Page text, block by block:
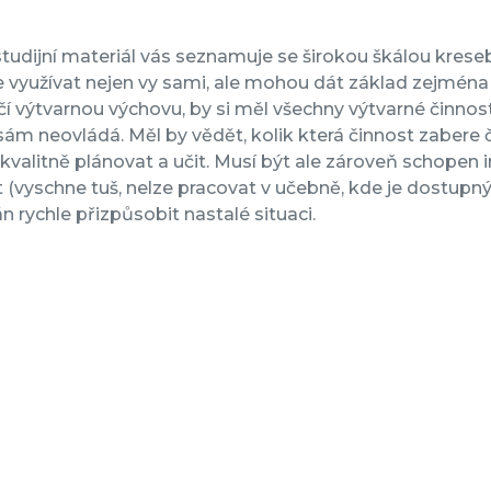
materiál vás seznamuje se širokou škálou
využívat nejen vy sami, ale mohou dát základ
výtvarnou výchovu, by si měl všechny výtvarné
neovládá. Měl by vědět, kolik která činnost
plánovat a učit. Musí být ale zároveň
tuš, nelze pracovat v učebně, kde je
rychle přizpůsobit nastalé situaci.